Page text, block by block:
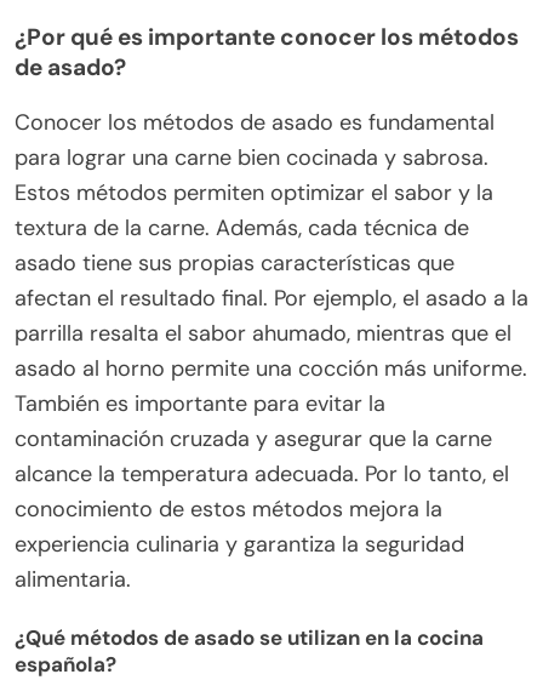
¿Por qué es importante conocer los métodos
de asado?
Conocer los métodos de asado es fundamental
para lograr una carne bien cocinada y sabrosa.
Estos métodos permiten optimizar el sabor y la
textura de la carne. Además, cada técnica de
asado tiene sus propias características que
afectan el resultado final. Por ejemplo, el asado a la
parrilla resalta el sabor ahumado, mientras que el
asado al horno permite una cocción más uniforme.
También es importante para evitar la
contaminación cruzada y asegurar que la carne
alcance la temperatura adecuada. Por lo tanto, el
conocimiento de estos métodos mejora la
experiencia culinaria y garantiza la seguridad
alimentaria.
¿Qué métodos de asado se utilizan en la cocina
española?